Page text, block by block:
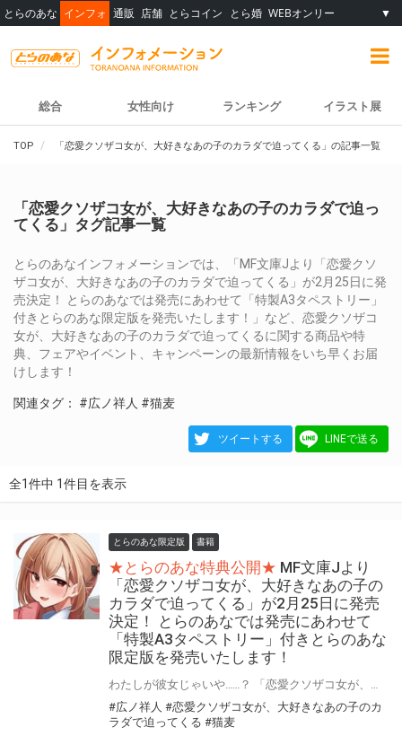
とらのあな インフォ 通販 店舗 とらコイン とら婚 WEBオンリー ▼
総合 女性向け ランキング イラスト展
TOP 「恋愛クソザコ女が、大好きなあの子のカラダで迫ってくる」の記事一覧
「恋愛クソザコ女が、大好きなあの子のカラダで迫っ
てくる」タグ記事一覧
とらのあなインフォメーションでは、「MF文庫Jより「恋愛クソ
ザコ女が、大好きなあの子のカラダで迫ってくる」が2月25日に発
売決定！ とらのあなでは発売にあわせて「特製A3タペストリー」
付きとらのあな限定版を発売いたします！」など、恋愛クソザコ
女が、大好きなあの子のカラダで迫ってくるに関する商品や特
典、フェアやイベント、キャンペーンの最新情報をいち早くお届
けします！
関連タグ： #広ノ祥人 #猫麦
ツイートする LINEで送る
全1件中 1件目を表示
とらのあな限定版 書籍
★とらのあな特典公開★ MF文庫Jより
「恋愛クソザコ女が、大好きなあの子の
カラダで迫ってくる」が2月25日に発売
決定！ とらのあなでは発売にあわせて
「特製A3タペストリー」付きとらのあな
限定版を発売いたします！
#広ノ祥人 #恋愛クソザコ女が、大好きなあの子のカ
ラダで迫ってくる #猫麦